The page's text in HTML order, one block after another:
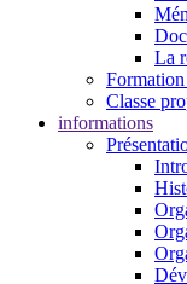
La
Classe
informations